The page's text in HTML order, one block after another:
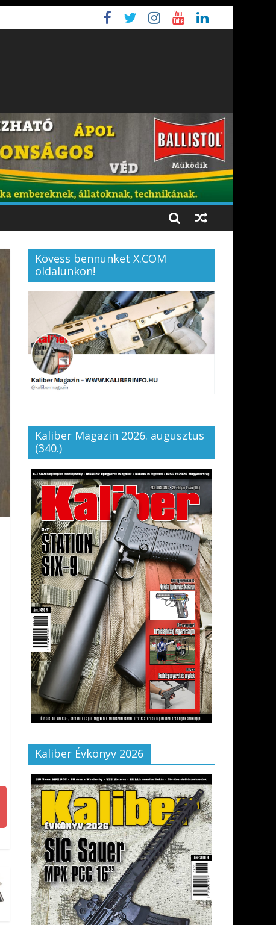
Kövess bennünket X.COM
oldalunkon!
Kaliber Magazin 2026. augusztus
(340.)
Kaliber Évkönyv 2026